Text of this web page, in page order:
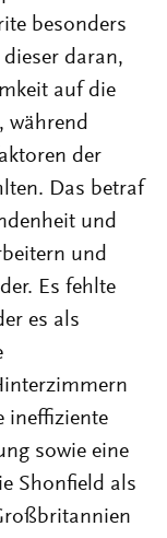
besonders
daran,
auf die
während
der
Das betraf
und
und
Es fehlte
es als
ineffiziente
sowie eine
Shonfield als